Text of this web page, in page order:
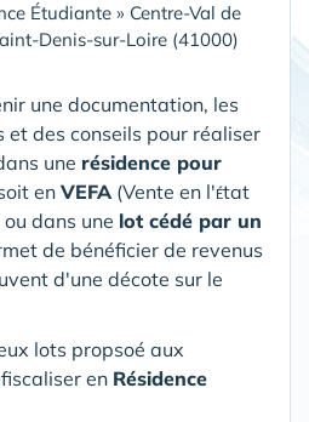
Étudiante » Centre-Val de
Denis-sur-Loire (41000)
une documentation, les
des conseils pour réaliser
une résidence pour
en VEFA (Vente en l'État
dans une lot cédé par un
de bénéficier de revenus
d'une décote sur le
lots propsoé aux
en Résidence